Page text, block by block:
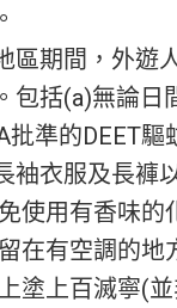
區期間，外遊
包括(a)無論日
批準的DEET
袖衣服及長褲
使用有香味的
在有空調的地
塗上百滅寧(